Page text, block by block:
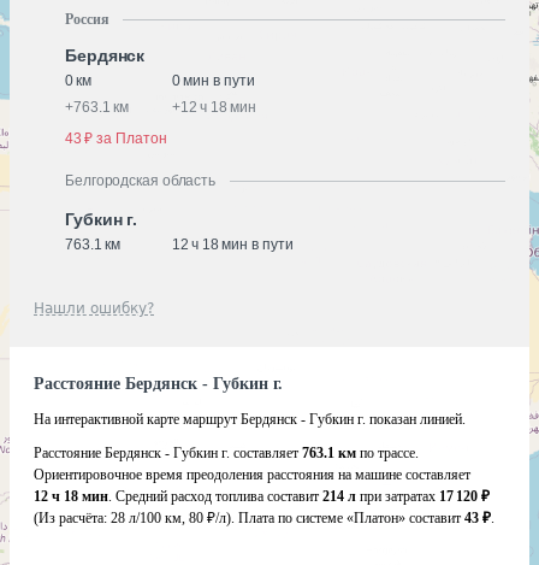
Россия
Бердянск
0 км
0 мин в пути
+763.1 км +12 ч 18 мин
43 ₽ за Платон
Белгородская область
Губкин г.
763.1 км 12 ч 18 мин в пути
Нашли ошибку?
Расстояние Бердянск - Губкин г.
На интерактивной карте маршрут Бердянск - Губкин г. показан линией.
Расстояние Бердянск - Губкин г. составляет 763.1 км по трассе.
Ориентировочное время преодоления расстояния на машине составляет
12 ч 18 мин. Средний расход топлива составит 214 л при затратах 17 120 ₽
(Из расчёта: 28 л/100 км, 80 ₽/л). Плата по системе «Платон» составит 43 ₽.